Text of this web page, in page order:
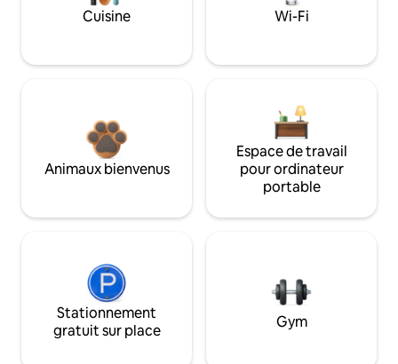
Cuisine Wi-Fi
Animaux bienvenus
Espace de travail
pour ordinateur
portable
Stationnement
gratuit sur place
Gym